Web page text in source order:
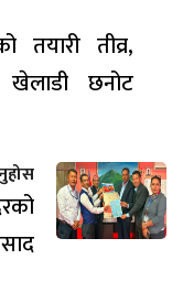
तयारी तीव्र,
छनोट